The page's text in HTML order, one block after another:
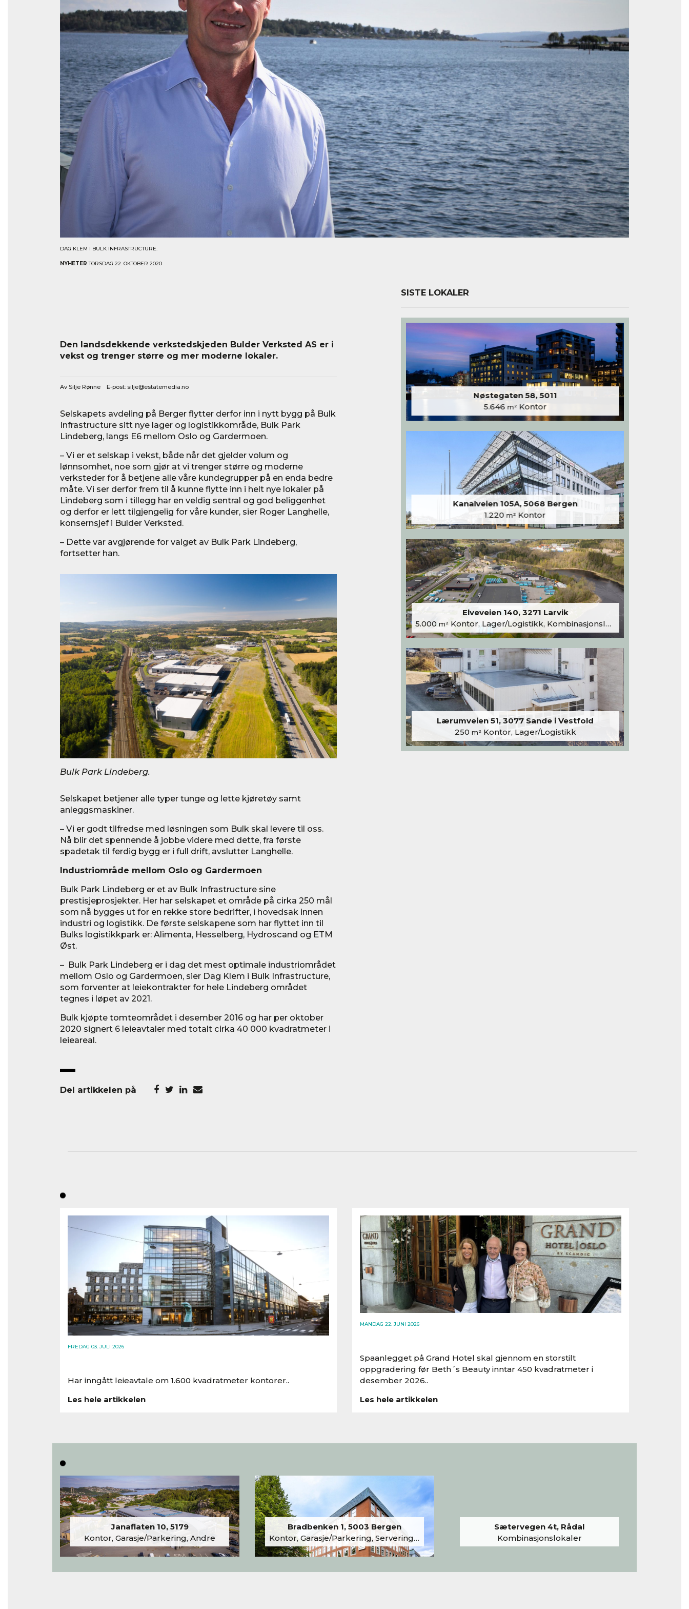
DAG KLEM I BULK INFRASTRUCTURE.
NYHETER TORSDAG 22. OKTOBER 2020
Den landsdekkende verkstedskjeden Bulder Verksted AS er i
vekst og trenger større og mer moderne lokaler.
Av Silje Rønne E-post: silje@estatemedia.no
Selskapets avdeling på Berger flytter derfor inn i nytt bygg på Bulk
Infrastructure sitt nye lager og logistikkområde, Bulk Park
Lindeberg, langs E6 mellom Oslo og Gardermoen.
– Vi er et selskap i vekst, både når det gjelder volum og
lønnsomhet, noe som gjør at vi trenger større og moderne
verksteder for å betjene alle våre kundegrupper på en enda bedre
måte. Vi ser derfor frem til å kunne flytte inn i helt nye lokaler på
Lindeberg som i tillegg har en veldig sentral og god beliggenhet
og derfor er lett tilgjengelig for våre kunder, sier Roger Langhelle,
konsernsjef i Bulder Verksted.
– Dette var avgjørende for valget av Bulk Park Lindeberg,
fortsetter han.
Bulk Park Lindeberg.
Selskapet betjener alle typer tunge og lette kjøretøy samt
anleggsmaskiner.
– Vi er godt tilfredse med løsningen som Bulk skal levere til oss.
Nå blir det spennende å jobbe videre med dette, fra første
spadetak til ferdig bygg er i full drift, avslutter Langhelle.
Industriområde mellom Oslo og Gardermoen
Bulk Park Lindeberg er et av Bulk Infrastructure sine
prestisjeprosjekter. Her har selskapet et område på cirka 250 mål
som nå bygges ut for en rekke store bedrifter, i hovedsak innen
industri og logistikk. De første selskapene som har flyttet inn til
Bulks logistikkpark er: Alimenta, Hesselberg, Hydroscand og ETM
Øst.
– Bulk Park Lindeberg er i dag det mest optimale industriområdet
mellom Oslo og Gardermoen, sier Dag Klem i Bulk Infrastructure,
som forventer at leiekontrakter for hele Lindeberg området
tegnes i løpet av 2021.
Bulk kjøpte tomteområdet i desember 2016 og har per oktober
2020 signert 6 leieavtaler med totalt cirka 40 000 kvadratmeter i
leieareal.
Del artikkelen på
SISTE LOKALER
Nøstegaten 58, 5011
5.646 m² Kontor
Kanalveien 105A, 5068 Bergen
1.220 m² Kontor
Elveveien 140, 3271 Larvik
5.000 m²Kontor, Lager/Logistikk, Kombinasjonslokaler
Lærumveien 51, 3077 Sande i Vestfold
250 m²Kontor, Lager/Logistikk
FREDAG 03. JULI 2026
Har inngått leieavtale om 1.600 kvadratmeter kontorer..
Les hele artikkelen
MANDAG 22. JUNI 2026
Spaanlegget på Grand Hotel skal gjennom en storstilt
oppgradering før Beth´s Beauty inntar 450 kvadratmeter i
desember 2026..
Les hele artikkelen
Janaflaten 10, 5179
Kontor, Garasje/Parkering, Andre
Bradbenken 1, 5003 Bergen
Kontor, Garasje/Parkering, Serveringslokale/Kantine, Undervisning/Arrangement
Sætervegen 4t, Rådal
Kombinasjonslokaler